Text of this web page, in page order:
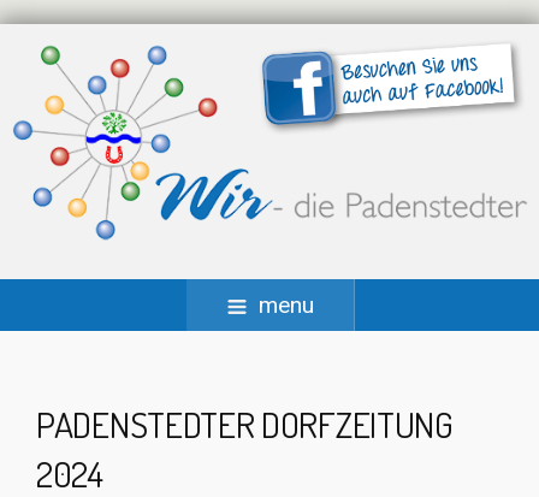
menu
PADENSTEDTER DORFZEITUNG
2024